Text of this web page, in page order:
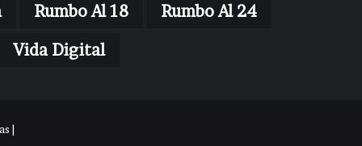
Rumbo Al 18
Rumbo Al 24
Vida Digital
|